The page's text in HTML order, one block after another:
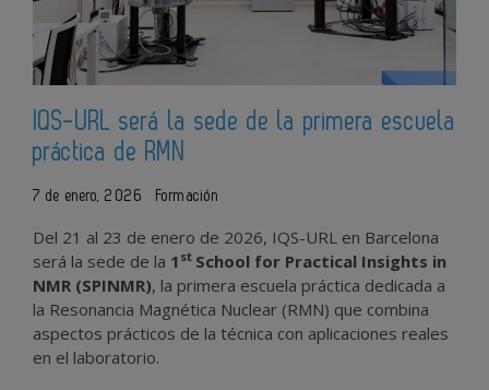
IQS-URL será la sede de la primera escuela
práctica de RMN
7 de enero, 2026 Formación
Del 21 al 23 de enero de 2026, IQS-URL en Barcelona
será la sede de la 1 st School for Practical Insights in
NMR (SPINMR), la primera escuela práctica dedicada a
la Resonancia Magnética Nuclear (RMN) que combina
aspectos prácticos de la técnica con aplicaciones reales
en el laboratorio.